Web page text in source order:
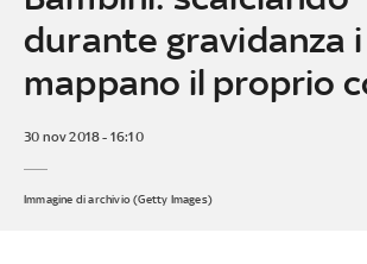
durante gravidanza
mappano il proprio
30 nov 2018 - 16:10
Immagine di archivio (Getty Images)